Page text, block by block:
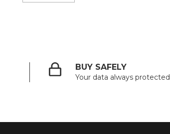
BUY SAFELY
Your data always protected